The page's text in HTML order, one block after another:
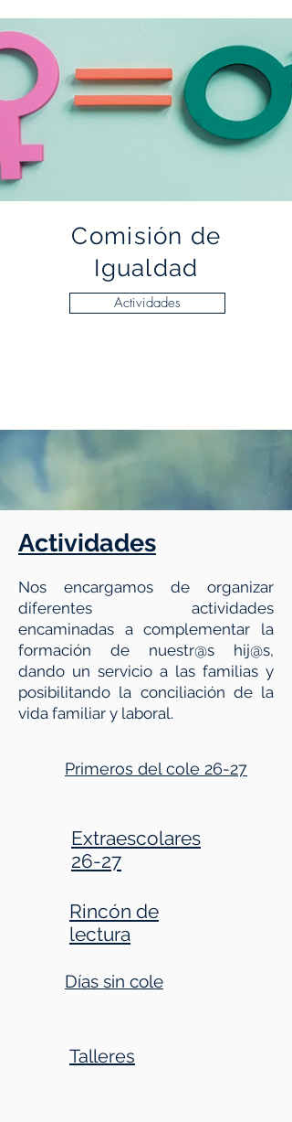
Comisión de
Igualdad
Actividades
Actividades
Nos encargamos de organizar
diferentes actividades
encaminadas a complementar la
formación de nuestr@s hij@s,
dando un servicio a las familias y
posibilitando la conciliación de la
vida familiar y laboral.
Primeros del cole 26-27
Extraescolares
26-27
Rincón de
lectura
Días sin cole
Talleres